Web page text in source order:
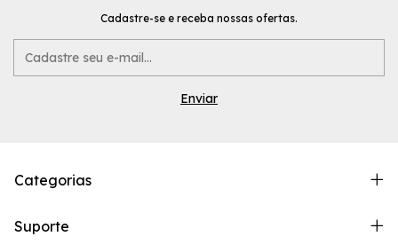
Cadastre-se e receba nossas ofertas.
Categorias
Suporte